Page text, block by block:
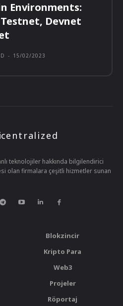
Environments:
Devnet
- 15/02/2023
centralized
teknolojiler hakkında bilgilendirici
olan firmalara çeşitli hizmetler sunan
Blokzincir
Kripto Para
Web3
Projeler
Röportaj